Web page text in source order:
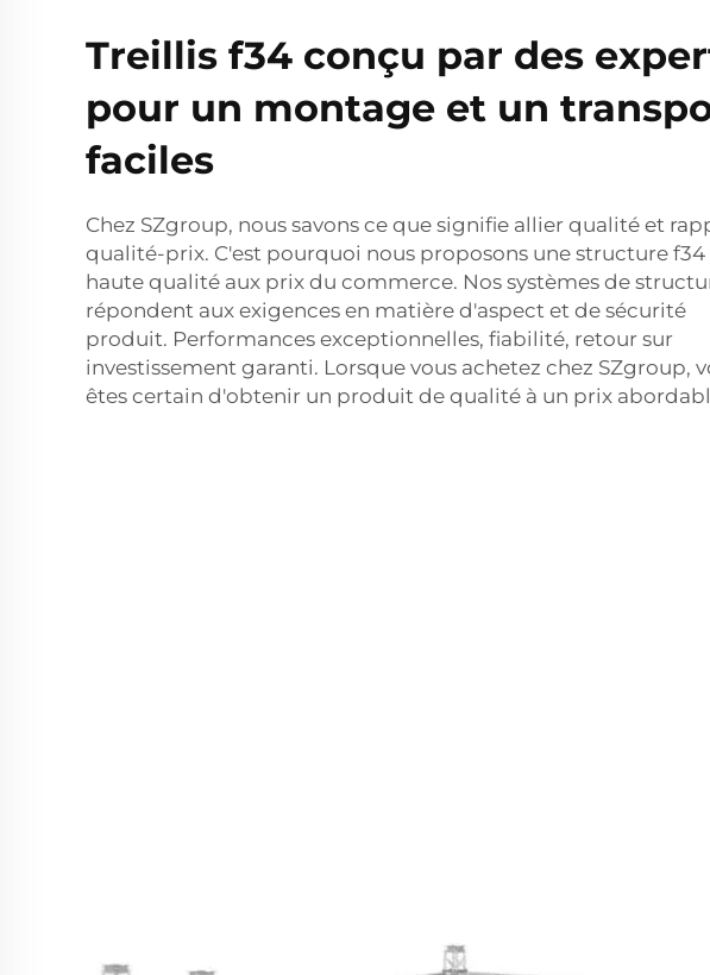
Treillis f34 conçu par des
pour un montage et un
faciles
Chez SZgroup, nous savons ce que signifie allier qualité et
qualité-prix. C'est pourquoi nous proposons une structure f34
haute qualité aux prix du commerce. Nos systèmes de
répondent aux exigences en matière d'aspect et de sécurité
produit. Performances exceptionnelles, fiabilité, retour sur
investissement garanti. Lorsque vous achetez chez SZgroup,
êtes certain d'obtenir un produit de qualité à un prix